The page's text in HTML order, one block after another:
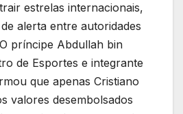
estrelas internacionais,
alerta entre autoridades
príncipe Abdullah bin
de Esportes e integrante
que apenas Cristiano
valores desembolsados